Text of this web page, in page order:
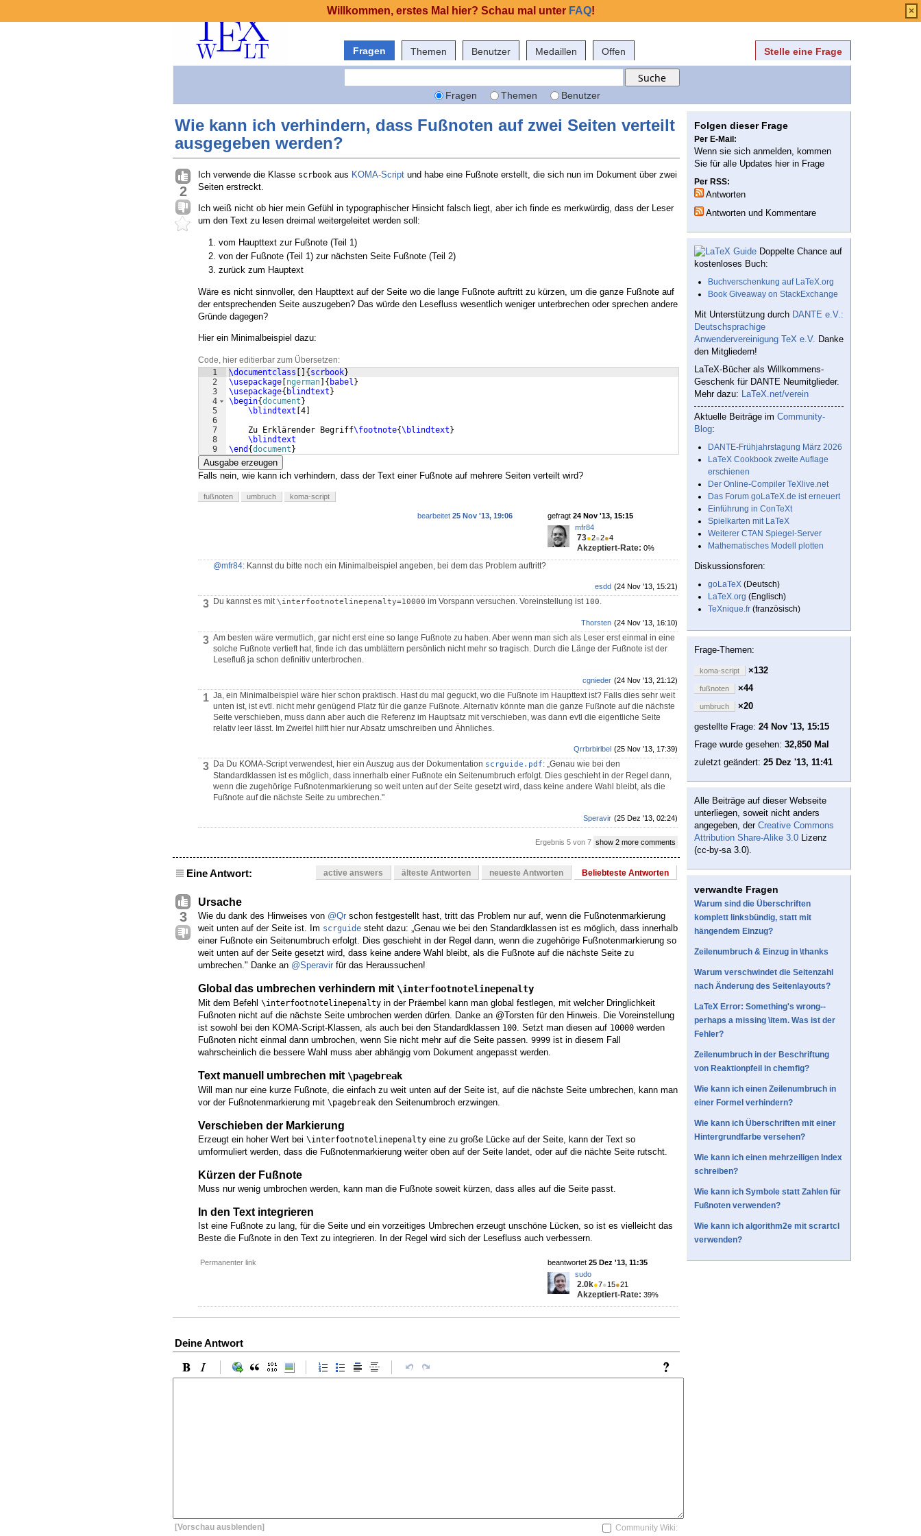
Fragen Themen Benutzer Medaillen Offen Stelle eine Frage
Fragen Themen Benutzer
Wie kann ich verhindern, dass Fußnoten auf zwei Seiten verteilt
ausgegeben werden?
2
Ich verwende die Klasse scrbook aus KOMA-Script und habe eine Fußnote erstellt, die sich nun im Dokument über zwei
Seiten erstreckt.
Ich weiß nicht ob hier mein Gefühl in typographischer Hinsicht falsch liegt, aber ich finde es merkwürdig, dass der Leser
um den Text zu lesen dreimal weitergeleitet werden soll:
vom Haupttext zur Fußnote (Teil 1)
von der Fußnote (Teil 1) zur nächsten Seite Fußnote (Teil 2)
zurück zum Hauptext
Wäre es nicht sinnvoller, den Haupttext auf der Seite wo die lange Fußnote auftritt zu kürzen, um die ganze Fußnote auf
der entsprechenden Seite auszugeben? Das würde den Lesefluss wesentlich weniger unterbrechen oder sprechen andere
Gründe dagegen?
Hier ein Minimalbeispiel dazu:
Code, hier editierbar zum Übersetzen:
1
2
3
4
5
6
7
8
9
\documentclass { scrbook}
\usepackage ngerman { babel }
\usepackage{ blindtext }
\begin{document }
\blindtext 4
    Zu Erklärender Begriff
\footnote{\blindtext }
\blindtext
\end {document }
Ausgabe erzeugen
Falls nein, wie kann ich verhindern, dass der Text einer Fußnote auf mehrere Seiten verteilt wird?
fußnoten umbruch koma-script
gefragt 24 Nov '13, 15:15
mfr84
73●2●2●4
Akzeptiert-Rate: 0%
bearbeitet 25 Nov '13, 19:06
@mfr84: Kannst du bitte noch ein Minimalbeispiel angeben, bei dem das Problem auftritt?
(24 Nov '13, 15:21)
esdd
3 Du kannst es mit\interfootnotelinepenalty=10000 im Vorspann versuchen. Voreinstellung ist 100.
(24 Nov '13, 16:10)
Thorsten
3 Am besten wäre vermutlich, gar nicht erst eine so lange Fußnote zu haben. Aber wenn man sich als Leser erst einmal in eine
solche Fußnote vertieft hat, finde ich das umblättern persönlich nicht mehr so tragisch. Durch die Länge der Fußnote ist der
Lesefluß ja schon definitiv unterbrochen.
(24 Nov '13, 21:12)
cgnieder
1 Ja, ein Minimalbeispiel wäre hier schon praktisch. Hast du mal geguckt, wo die Fußnote im Haupttext ist? Falls dies sehr weit
unten ist, ist evtl. nicht mehr genügend Platz für die ganze Fußnote. Alternativ könnte man die ganze Fußnote auf die nächste
Seite verschieben, muss dann aber auch die Referenz im Hauptsatz mit verschieben, was dann evtl die eigentliche Seite
relativ leer lässt. Im Zweifel hilft hier nur Absatz umschreiben und Ähnliches.
(25 Nov '13, 17:39)
Qrrbrbirlbel
3 Da Du KOMA-Script verwendest, hier ein Auszug aus der Dokumentation scrguide.pdf: „Genau wie bei den
Standardklassen ist es möglich, dass innerhalb einer Fußnote ein Seitenumbruch erfolgt. Dies geschieht in der Regel dann,
wenn die zugehörige Fußnotenmarkierung so weit unten auf der Seite gesetzt wird, dass keine andere Wahl bleibt, als die
Fußnote auf die nächste Seite zu umbrechen."
(25 Dez '13, 02:24)
Speravir
Ergebnis 5 von 7 show 2 more comments
Eine Antwort: active answers älteste Antworten neueste Antworten Beliebteste Antworten
3
Ursache
Wie du dank des Hinweises von @Qr schon festgestellt hast, tritt das Problem nur auf, wenn die Fußnotenmarkierung
weit unten auf der Seite ist. Im scrguide steht dazu: „Genau wie bei den Standardklassen ist es möglich, dass innerhalb
einer Fußnote ein Seitenumbruch erfolgt. Dies geschieht in der Regel dann, wenn die zugehörige Fußnotenmarkierung so
weit unten auf der Seite gesetzt wird, dass keine andere Wahl bleibt, als die Fußnote auf die nächste Seite zu
umbrechen." Danke an @Speravir für das Heraussuchen!
Global das umbrechen verhindern mit \interfootnotelinepenalty
Mit dem Befehl \interfootnotelinepenalty in der Präembel kann man global festlegen, mit welcher Dringlichkeit
Fußnoten nicht auf die nächste Seite umbrochen werden dürfen. Danke an @Torsten für den Hinweis. Die Voreinstellung
ist sowohl bei den KOMA-Script-Klassen, als auch bei den Standardklassen 100. Setzt man diesen auf 10000 werden
Fußnoten nicht einmal dann umbrochen, wenn Sie nicht mehr auf die Seite passen. 9999 ist in diesem Fall
wahrscheinlich die bessere Wahl muss aber abhängig vom Dokument angepasst werden.
Text manuell umbrechen mit \pagebreak
Will man nur eine kurze Fußnote, die einfach zu weit unten auf der Seite ist, auf die nächste Seite umbrechen, kann man
vor der Fußnotenmarkierung mit \pagebreak den Seitenumbroch erzwingen.
Verschieben der Markierung
Erzeugt ein hoher Wert bei \interfootnotelinepenalty eine zu große Lücke auf der Seite, kann der Text so
umformuliert werden, dass die Fußnotenmarkierung weiter oben auf der Seite landet, oder auf die nächte Seite rutscht.
Kürzen der Fußnote
Muss nur wenig umbrochen werden, kann man die Fußnote soweit kürzen, dass alles auf die Seite passt.
In den Text integrieren
Ist eine Fußnote zu lang, für die Seite und ein vorzeitiges Umbrechen erzeugt unschöne Lücken, so ist es vielleicht das
Beste die Fußnote in den Text zu integrieren. In der Regel wird sich der Lesefluss auch verbessern.
Permanenter link beantwortet 25 Dez '13, 11:35
sudo
2.0k●7●15●21
Akzeptiert-Rate: 39%
Deine Antwort
[Vorschau ausblenden] Community Wiki:
Folgen dieser Frage
Per E-Mail:
Wenn sie sich anmelden, kommen
Sie für alle Updates hier in Frage
Per RSS:
Antworten
Antworten und Kommentare
Doppelte Chance auf
kostenloses Buch:
Buchverschenkung auf LaTeX.org
Book Giveaway on StackExchange
Mit Unterstützung durch DANTE e.V.:
Deutschsprachige
Anwendervereinigung TeX e.V. Danke
den Mitgliedern!
LaTeX-Bücher als Willkommens-
Geschenk für DANTE Neumitglieder.
Mehr dazu: LaTeX.net/verein
Aktuelle Beiträge im Community-
Blog:
DANTE-Frühjahrstagung März 2026
LaTeX Cookbook zweite Auflage
erschienen
Der Online-Compiler TeXlive.net
Das Forum goLaTeX.de ist erneuert
Einführung in ConTeXt
Spielkarten mit LaTeX
Weiterer CTAN Spiegel-Server
Mathematisches Modell plotten
Diskussionsforen:
goLaTeX (Deutsch)
LaTeX.org (Englisch)
TeXnique.fr (französisch)
Frage-Themen:
koma-script ×132
fußnoten ×44
umbruch
×20
gestellte Frage: 24 Nov '13, 15:15
Frage wurde gesehen: 32,850 Mal
zuletzt geändert: 25 Dez '13, 11:41
Alle Beiträge auf dieser Webseite
unterliegen, soweit nicht anders
angegeben, der Creative Commons
Attribution Share-Alike 3.0 Lizenz
(cc-by-sa 3.0).
verwandte Fragen
Warum sind die Überschriften
komplett linksbündig, statt mit
hängendem Einzug?
Zeilenumbruch & Einzug in \thanks
Warum verschwindet die Seitenzahl
nach Änderung des Seitenlayouts?
LaTeX Error: Something's wrong--
perhaps a missing \item. Was ist der
Fehler?
Zeilenumbruch in der Beschriftung
von Reaktionpfeil in chemfig?
Wie kann ich einen Zeilenumbruch in
einer Formel verhindern?
Wie kann ich Überschriften mit einer
Hintergrundfarbe versehen?
Wie kann ich einen mehrzeiligen Index
schreiben?
Wie kann ich Symbole statt Zahlen für
Fußnoten verwenden?
Wie kann ich algorithm2e mit scrartcl
verwenden?
Willkommen, erstes Mal hier? Schau mal unter FAQ! ×